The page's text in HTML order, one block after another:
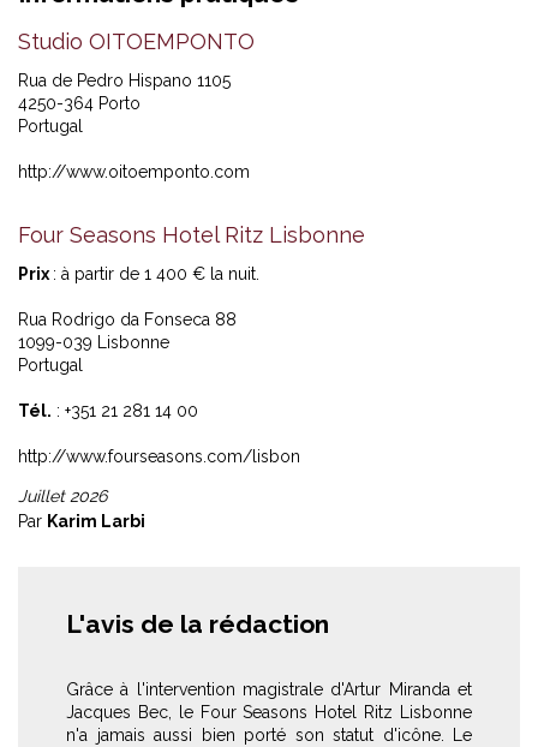
Studio OITOEMPONTO
Rua de Pedro Hispano 1105
4250-364 Porto
Portugal
http://www.oitoemponto.com
Four Seasons Hotel Ritz Lisbonne
Prix: à partir de 1 400 € la nuit.
Rua Rodrigo da Fonseca 88
1099-039 Lisbonne
Portugal
Tél. : +351 21 281 14 00
http://www.fourseasons.com/lisbon
Juillet 2026
Par Karim Larbi
L'avis de la rédaction
Grâce à l'intervention magistrale d'Artur Miranda et
Jacques Bec, le Four Seasons Hotel Ritz Lisbonne
n'a jamais aussi bien porté son statut d'icône. Le